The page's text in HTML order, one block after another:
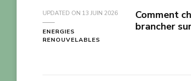
UPDATED ON 13 JUIN 2026
ENERGIES
RENOUVELABLES
Comment
brancher